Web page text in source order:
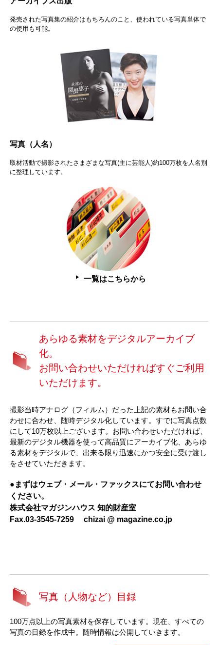
発売された写真集の紹介はもちろんのこと、使われている写真単体で
の使用も可能。
写真（人名）
取材活動で撮影されたさまざまな写真(主に芸能人)約100万枚を人名別
に整理しています。
一覧はこちらから
あらゆる素材をデジタルアーカイブ
化。
お問い合わせいただければすぐご利用
いただけます。
撮影当時アナログ（フィルム）だった上記の素材もお問い合
わせに合わせ、随時デジタル化しています。すでに写真点数
にして10万枚以上ございます。お問い合わせいただければ、
最新のデジタル機器を使って高品質にアーカイブ化、あらゆ
る素材をデジタルで、出来る限り迅速にかつ安全に受け渡し
をさせていただきます。
●まずはウェブ・メール・ファックスにてお問い合わせ
ください。
株式会社マガジンハウス 知的財産室
Fax.03-3545-7259
chizai @ magazine.co.jp
写真（人物など）目録
100万点以上の写真素材を保存しています。現在、すべての
写真の目録を作成中。随時情報は公開していきます。